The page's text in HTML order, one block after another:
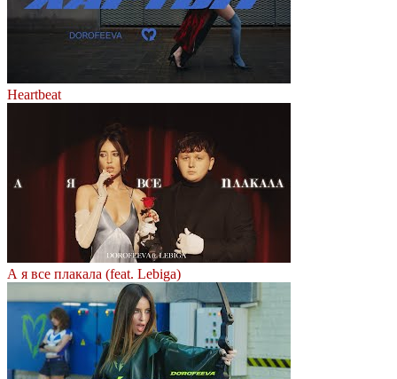
Heartbeat
А я все плакала (feat. Lebiga)